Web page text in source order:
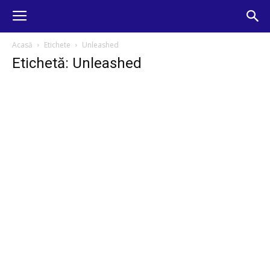
Acasă Etichete Unleashed
Etichetă: Unleashed